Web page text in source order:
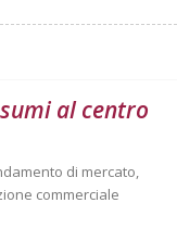
al centro
di mercato,
commerciale